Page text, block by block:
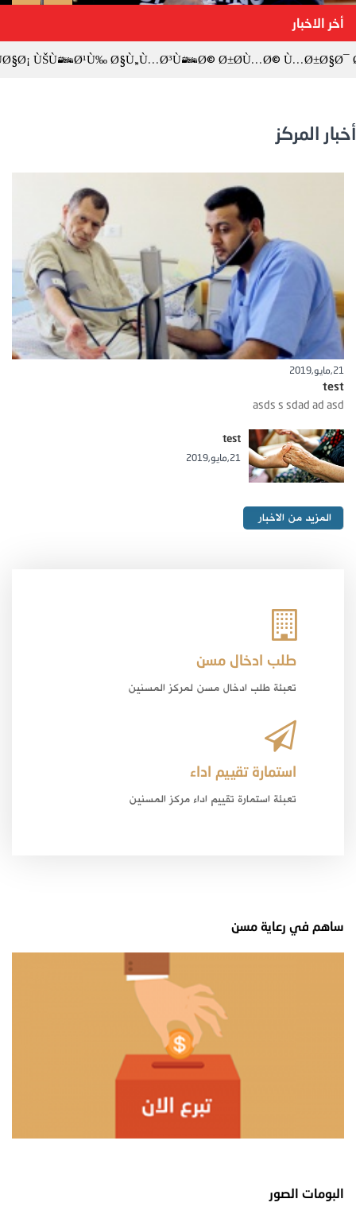
أخر الاخبار
ÙŠÙ†Ø¹Ù‰ Ø§Ù„Ù…Ø³Ù†Ø© Ø±Ø­Ù…Ø©
أخبار المركز
21,مايو,2019
test
asds s sdad ad asd
test
21,مايو,2019
المزيد من الاخبار
طلب ادخال مسن
تعبئة طلب ادخال مسن لمركز المسنين
استمارة تقييم اداء
تعبئة استمارة تقييم اداء مركز المسنين
ساهم في رعاية مسن
البومات الصور